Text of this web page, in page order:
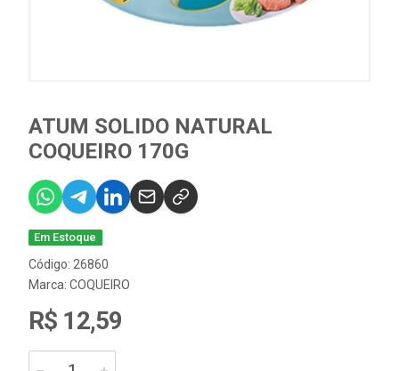
ATUM SOLIDO NATURAL
COQUEIRO 170G
Em Estoque
Código: 26860
Marca: COQUEIRO
R$ 12,59